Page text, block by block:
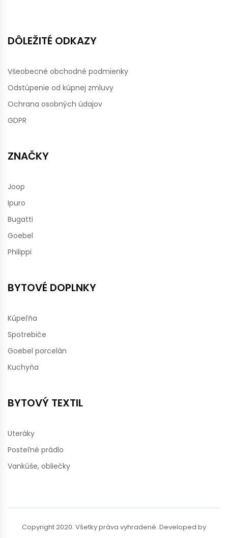
DÔLEŽITÉ ODKAZY
Všeobecné obchodné podmienky
Odstúpenie od kúpnej zmluvy
Ochrana osobných údajov
GDPR
ZNAČKY
Joop
Ipuro
Bugatti
Goebel
Philippi
BYTOVÉ DOPLNKY
Kúpeľňa
Spotrebiče
Goebel porcelán
Kuchyňa
BYTOVÝ TEXTIL
Uteráky
Posteľné prádlo
Vankúše, obliečky
Copyright 2020. Všetky práva vyhradené. Developed by